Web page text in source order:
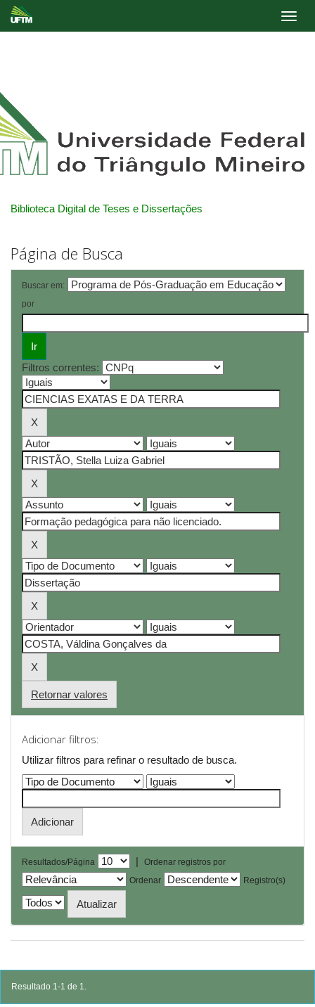
Biblioteca Digital de Teses e Dissertações
Página de Busca
Buscar em:
por
Filtros correntes:
Retornar valores
Adicionar filtros:
Utilizar filtros para refinar o resultado de busca.
Resultados/Página |
Ordenar registros por
Ordenar
Registro(s)
Resultado 1-1 de 1.